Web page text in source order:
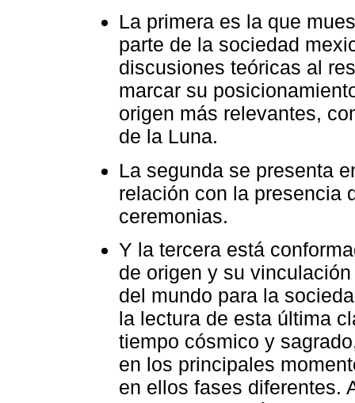
La primera es la que
parte de la sociedad
discusiones teóricas al
marcar su
origen más relevantes,
de la Luna.
La segunda se presenta
relación con la presencia
ceremonias.
Y la tercera está
de origen y su
del mundo para la
la lectura de esta última
tiempo cósmico y
en los principales
en ellos fases diferentes.